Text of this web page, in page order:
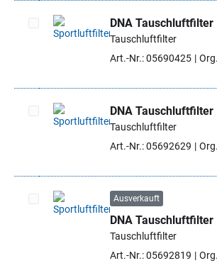
Artikel auswählen
DNA Tauschluftfilter
Tauschluftfilter
Art.-Nr.: 05690425
Artikel auswählen
DNA Tauschluftfilter
Tauschluftfilter
Art.-Nr.: 05692629
Artikel auswählen
Ausverkauft
DNA Tauschluftfilter
Tauschluftfilter
Art.-Nr.: 05692819